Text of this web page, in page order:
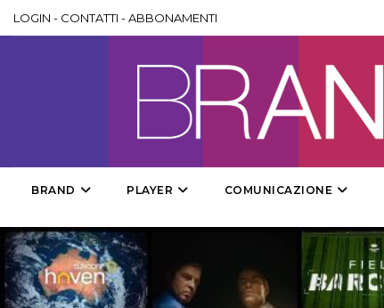
LOGIN - CONTATTI -ABBONAMENTI
BRAND PLAYER COMUNICAZIONE